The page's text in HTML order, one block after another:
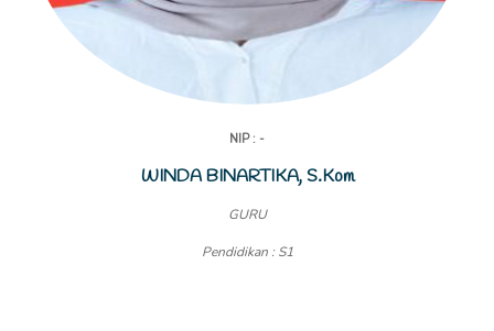
NIP : -
WINDA BINARTIKA, S.Kom
GURU
Pendidikan : S1